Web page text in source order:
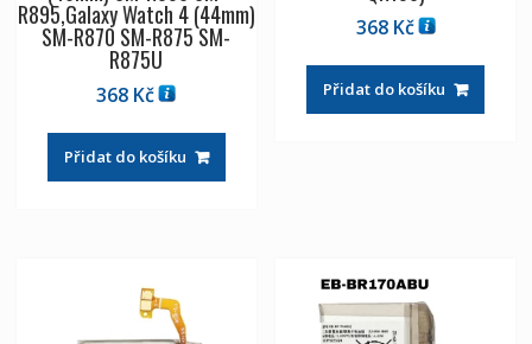
R895,Galaxy Watch 4 (44mm)
SM-R870 SM-R875 SM-
R875U
368 Kč
Přidat do košíku
368 Kč
Přidat do košíku